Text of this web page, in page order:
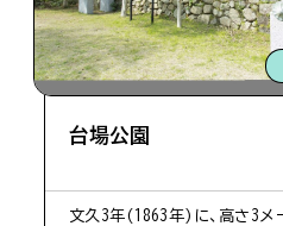
混雑状況
をご提供
混雑情報
台場公園
文久3年(1863年)に、高さ3メ